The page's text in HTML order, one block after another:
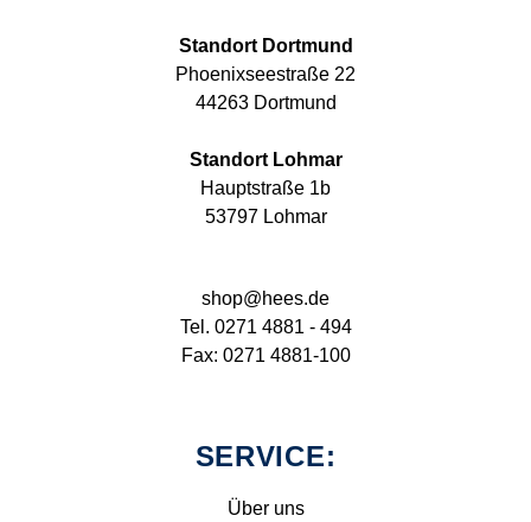
Standort Dortmund
Phoenixseestraße 22
44263 Dortmund
Standort Lohmar
Hauptstraße 1b
53797 Lohmar
shop@hees.de
Tel. 0271 4881 - 494
Fax: 0271 4881-100
SERVICE:
Über uns